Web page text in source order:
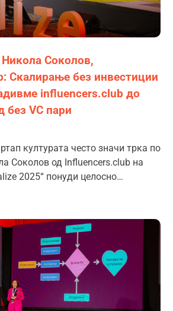
Никола Соколов,
Скалирање без инвестиции
influencers.club до
без VC пари
културата често значи трка по
Соколов од Influencers.club на
2025“ понуди целосно…